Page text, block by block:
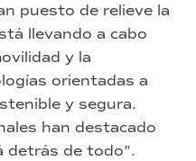
puesto de relieve la
llevando a cabo
y la
orientadas a
y segura.
han destacado
detrás de todo”.